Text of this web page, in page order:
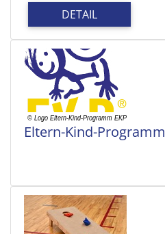
DETAIL
Eltern-Kind-Programm